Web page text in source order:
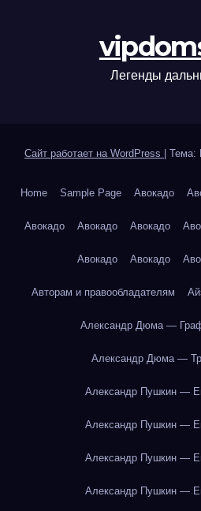
Легенды
Сайт работает на WordPress Тема:
Home Sample Page Авокадо
Авокадо Авокадо Авокадо
Авокадо Авокадо
Авторам и правообладателям
Александр Дюма —
Александр Дюма —
Александр Пушкин —
Александр Пушкин —
Александр Пушкин —
Александр Пушкин —